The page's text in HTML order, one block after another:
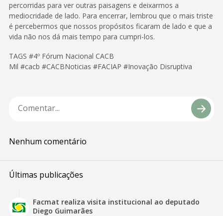
percorridas para ver outras paisagens e deixarmos a
mediocridade de lado. Para encerrar, lembrou que o mais triste
é percebermos que nossos propósitos ficaram de lado e que a
vida não nos dá mais tempo para cumpri-los.
TAGS #4º Fórum Nacional CACB
Mil #cacb #CACBNoticias #FACIAP #Inovação Disruptiva
Nenhum comentário
Últimas publicações
Facmat realiza visita institucional ao deputado
Diego Guimarães